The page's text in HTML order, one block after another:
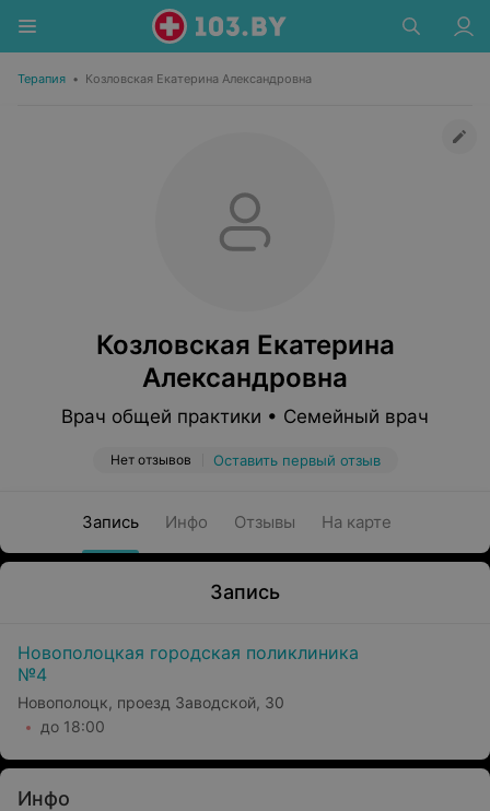
Терапия • Козловская Екатерина Александровна
Козловская Екатерина
Александровна
Врач общей практики • Семейный врач
Нет отзывов Оставить первый отзыв
Запись Инфо Отзывы На карте
Запись
Новополоцкая городская поликлиника
№4
Новополоцк, проезд Заводской, 30
до 18:00
Инфо